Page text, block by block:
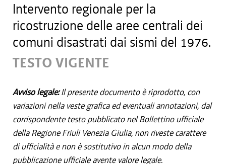
Intervento regionale per la
ricostruzione delle aree centrali dei
comuni disastrati dai sismi del 1976.
TESTO VIGENTE
Avviso legale:Il presente documento è riprodotto, con
variazioni nella veste grafica ed eventuali annotazioni, dal
corrispondente testo pubblicato nel Bollettino ufficiale
della Regione Friuli Venezia Giulia, non riveste carattere
di ufficialità e non è sostitutivo in alcun modo della
pubblicazione ufficiale avente valore legale.